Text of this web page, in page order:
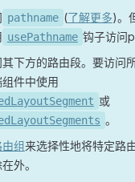
pathname (了解更多)。
usePathname 钩子访问
下方的路由段。要访问
件中使用
或
。
由组来选择性地将特定路
外。